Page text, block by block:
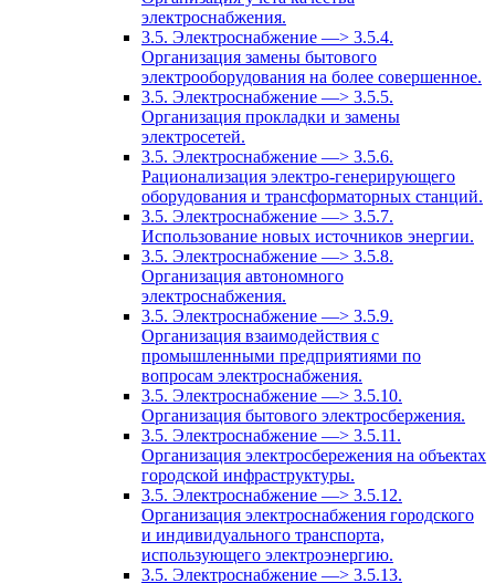
электроснабжения.
3.5. Электроснабжение —> 3.5.4.
Организация замены бытового
электрооборудования на более совершенное.
3.5. Электроснабжение —> 3.5.5.
Организация прокладки и замены
электросетей.
3.5. Электроснабжение —> 3.5.6.
Рационализация электро-генерирующего
оборудования и трансформаторных станций.
3.5. Электроснабжение —> 3.5.7.
Использование новых источников энергии.
3.5. Электроснабжение —> 3.5.8.
Организация автономного
электроснабжения.
3.5. Электроснабжение —> 3.5.9.
Организация взаимодействия с
промышленными предприятиями по
вопросам электроснабжения.
3.5. Электроснабжение —> 3.5.10.
Организация бытового электросбержения.
3.5. Электроснабжение —> 3.5.11.
Организация электросбережения на объектах
городской инфраструктуры.
3.5. Электроснабжение —> 3.5.12.
Организация электроснабжения городского
и индивидуального транспорта,
использующего электроэнергию.
3.5. Электроснабжение —> 3.5.13.